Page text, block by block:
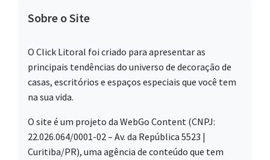
Sobre o Site
O Click Litoral foi criado para apresentar as
principais tendências do universo de decoração de
casas, escritórios e espaços especiais que você tem
na sua vida.
O site é um projeto da WebGo Content (CNPJ:
22.026.064/0001-02 – Av. da República 5523 |
Curitiba/PR), uma agência de conteúdo que tem